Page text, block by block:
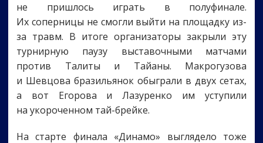
не пришлось играть в полуфинале.
Их соперницы не смогли выйти на площадку из-
за травм. В итоге организаторы закрыли эту
турнирную паузу выставочными матчами
против Талиты и Тайаны. Макрогузова
и Шевцова бразильянок обыграли в двух сетах,
а вот Егорова и Лазуренко им уступили
на укороченном тай-брейке.
На старте финала «Динамо» выглядело тоже